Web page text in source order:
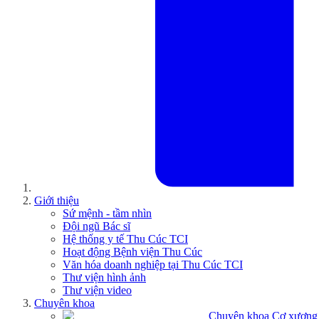
Giới thiệu
Sứ mệnh - tầm nhìn
Đội ngũ Bác sĩ
Hệ thống y tế Thu Cúc TCI
Hoạt động Bệnh viện Thu Cúc
Văn hóa doanh nghiệp tại Thu Cúc TCI
Thư viện hình ảnh
Thư viện video
Chuyên khoa
Chuyên khoa Cơ